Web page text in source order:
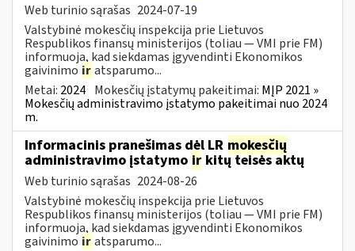
Web turinio sąrašas 2024-07-19
Valstybinė mokesčių inspekcija prie Lietuvos
Respublikos finansų ministerijos (toliau — VMI prie FM)
informuoja, kad siekdamas įgyvendinti Ekonomikos
gaivinimo iratsparumo...
Metai: 2024 Mokesčių įstatymų pakeitimai: MĮP 2021 »
Mokesčių administravimo įstatymo pakeitimai nuo 2024
m.
Informacinis pranešimas dėl LR mokesčių
administravimo įstatymo ir kitų teisės aktų
Web turinio sąrašas 2024-08-26
Valstybinė mokesčių inspekcija prie Lietuvos
Respublikos finansų ministerijos (toliau — VMI prie FM)
informuoja, kad siekdamas įgyvendinti Ekonomikos
gaivinimo iratsparumo...